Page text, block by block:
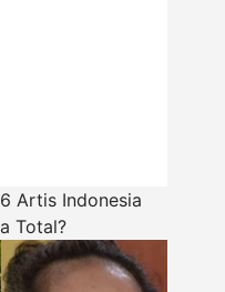
Artis Indonesia
Total?